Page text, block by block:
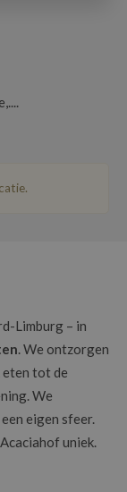
Limburg – in
. We ontzorgen
eten tot de
We
eigen sfeer.
uniek.